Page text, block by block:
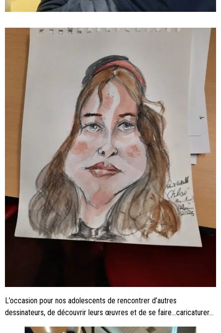
L’occasion pour nos adolescents de rencontrer d’autres
dessinateurs, de découvrir leurs œuvres et de se faire…caricaturer…